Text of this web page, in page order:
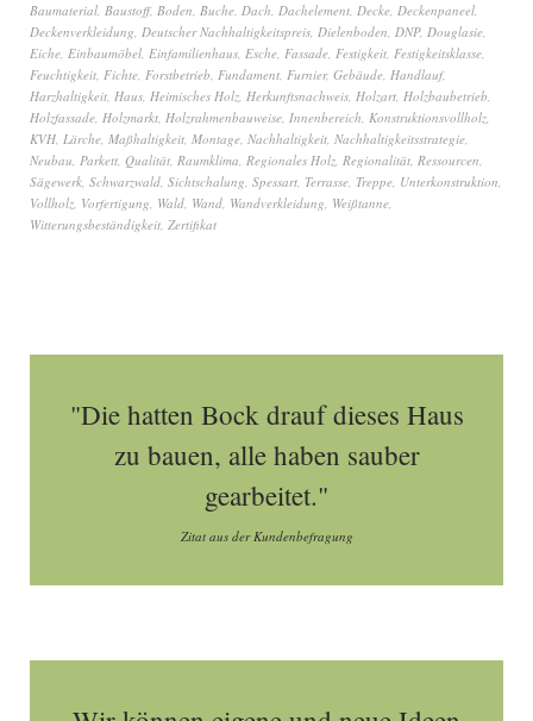
Baumaterial, Baustoff, Boden, Buche, Dach, Dachelement, Decke, Deckenpaneel,
Deckenverkleidung, Deutscher Nachhaltigkeitspreis, Dielenboden, DNP, Douglasie,
Eiche, Einbaumöbel, Einfamilienhaus, Esche, Fassade, Festigkeit, Festigkeitsklasse,
Feuchtigkeit, Fichte, Forstbetrieb, Fundament, Furnier, Gebäude, Handlauf,
Harzhaltigkeit, Haus, Heimisches Holz, Herkunftsnachweis, Holzart, Holzbaubetrieb,
Holzfassade, Holzmarkt, Holzrahmenbauweise, Innenbereich, Konstruktionsvollholz,
KVH, Lärche, Maßhaltigkeit, Montage, Nachhaltigkeit, Nachhaltigkeitsstrategie,
Neubau, Parkett, Qualität, Raumklima, Regionales Holz, Regionalität, Ressourcen,
Sägewerk, Schwarzwald, Sichtschalung, Spessart, Terrasse, Treppe, Unterkonstruktion,
Vollholz, Vorfertigung, Wald, Wand, Wandverkleidung, Weißtanne,
Witterungsbeständigkeit, Zertifikat
"Die hatten Bock drauf dieses Haus
zu bauen, alle haben sauber
gearbeitet."
Zitat aus der Kundenbefragung